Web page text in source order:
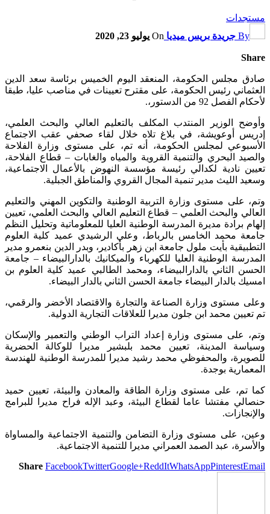
مستجدات
By جريدة بريس ميديا On يوليو 23, 2020
Share
صادق مجلس الحكومة، المنعقد اليوم الخميس برئاسة سعد الدين
العثماني رئيس الحكومة، على مقترح تعيينات في مناصب عليا، طبقا
لأحكام الفصل 92 من الدستور،.
وأوضح الوزير المنتدب المكلف بالتعليم العالي والبحث العلمي،
إدريس أوعويشة، في بلاغ تلاه خلال لقاء صحفي عقب الاجتماع
الأسبوعي لمجلس الحكومة، أنه تم، على مستوى وزارة الفلاحة
والصيد البحري والتنمية القروية والمياه والغابات – قطاع الفلاحة،
تعيين نادية لكدالي رئيسة مؤسسة النهوض بالأعمال الاجتماعية،
وسعيد الليث مدير تنمية المجال القروي والمناطق الجبلية.
وتم، على مستوى وزارة التربية الوطنية والتكوين المهني والتعليم
العالي والبحث العلمي – قطاع التعليم العالي والبحث العلمي، تعيين
إلهام برادة مديرة المدرسة الوطنية العليا للمعلوماتية وتحليل النظم
جامعة محمد الخامس بالرباط، وعلي الرشيدي عميد كلية العلوم
التطبيقية بأيت ملول جامعة ابن زهر بأكادير، وبدر الدين بنعمرو مدير
المدرسة الوطنية العليا للكهرباء والميكانيك بالدارالبيضاء – جامعة
الحسن الثاني بالدارالبيضاء، ومحمد الطالبي عميد كلية العلوم بن
امسيك بالدار البيضاء جامعة الحسن الثاني بالدار البيضاء.
وعلى مستوى وزارة الصناعة والتجارة والاقتصاد الأخضر والرقمي،
تم تعيين محمد ابن جلون مديرا للعلاقات التجارية الدولية.
وتم، على مستوى وزارة إعداد التراب الوطني والتعمير والإسكان
وسياسة المدينة، تعيين محمد بلبشير مديرا للوكالة الحضرية
للصويرة، والمحفوظي محمد رشيد مديرا للمدرسة الوطنية للهندسة
المعمارية بوجدة.
كما تم، على مستوى وزارة الطاقة والمعادن والبيئة، تعيين حميد
حنصالي مفتشا عاما لقطاع البيئة، وعبد الإله فراح مديرا للبرامج
والإنجازات.
وعين، على مستوى وزارة التضامن والتنمية الاجتماعية والمساواة
والأسرة، عبد الصمد العمراني مديرا للتنمية الاجتماعية.
Share FacebookTwitterGoogle+ReddItWhatsAppPinterestEmail